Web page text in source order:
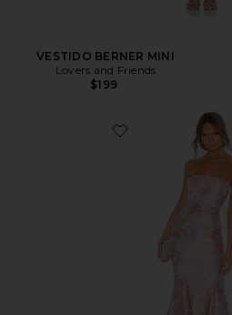
VESTIDO BERNER MINI
Lovers and Friends
$199